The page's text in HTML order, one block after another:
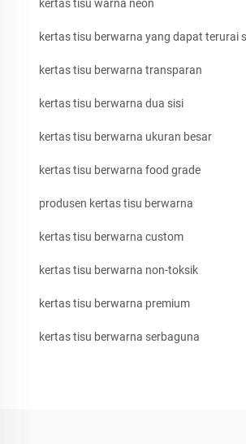
kertas tisu warna neon
kertas tisu berwarna yang dapat terurai
kertas tisu berwarna transparan
kertas tisu berwarna dua sisi
kertas tisu berwarna ukuran besar
kertas tisu berwarna food grade
produsen kertas tisu berwarna
kertas tisu berwarna custom
kertas tisu berwarna non-toksik
kertas tisu berwarna premium
kertas tisu berwarna serbaguna